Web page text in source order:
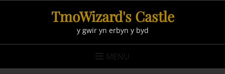
TmoWizard's Castle
y gwir yn erbyn y byd
MENU